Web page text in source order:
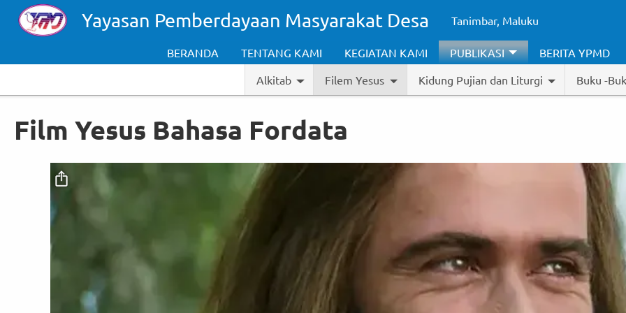
Skip to main contentYayasan Pemberdayaan Masyarakat Desa Tanimbar, Maluku
BERANDA TENTANG KAMI KEGIATAN KAMI
PUBLIKASI
Alkitab
Filem Yesus Kidung Pujian dan Liturgi Buku -
BERITA YPMD
Film Yesus Bahasa Fordata